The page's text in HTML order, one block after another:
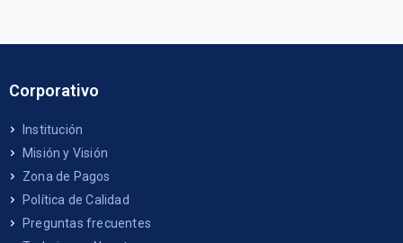
Corporativo
Institución
Misión y Visión
Zona de Pagos
Política de Calidad
Preguntas frecuentes